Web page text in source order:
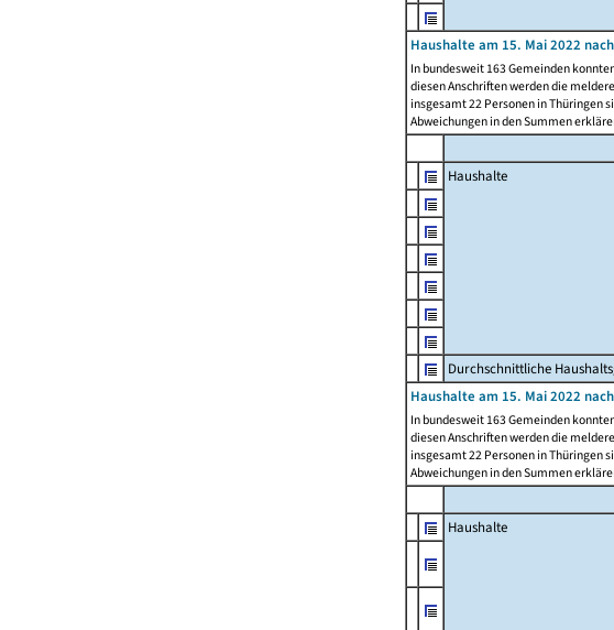
Haushalte am 15. Mai 2022
In bundesweit 163 Gemeinden
diesen Anschriften werden die
insgesamt 22 Personen in Thüringen
Abweichungen in den Summen
Haushalte
Durchschnittliche
Haushalte am 15. Mai 2022
In bundesweit 163 Gemeinden
diesen Anschriften werden die
insgesamt 22 Personen in Thüringen
Abweichungen in den Summen
Haushalte